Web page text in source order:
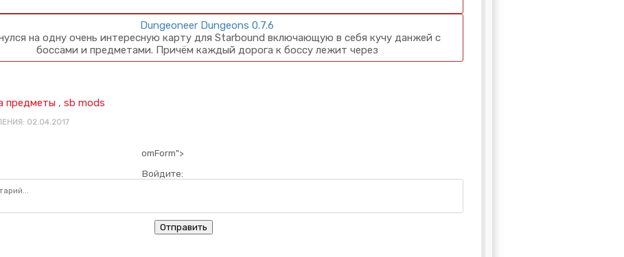
Dungeoneer Dungeons 0.7.6
на одну очень интересную карту для Starbound включающую в себя кучу данжей с
боссами и предметами. Причём каждый дорога к боссу лежит через
предметы , sb mods
02.04.2017
omForm">
Войдите:
Отправить